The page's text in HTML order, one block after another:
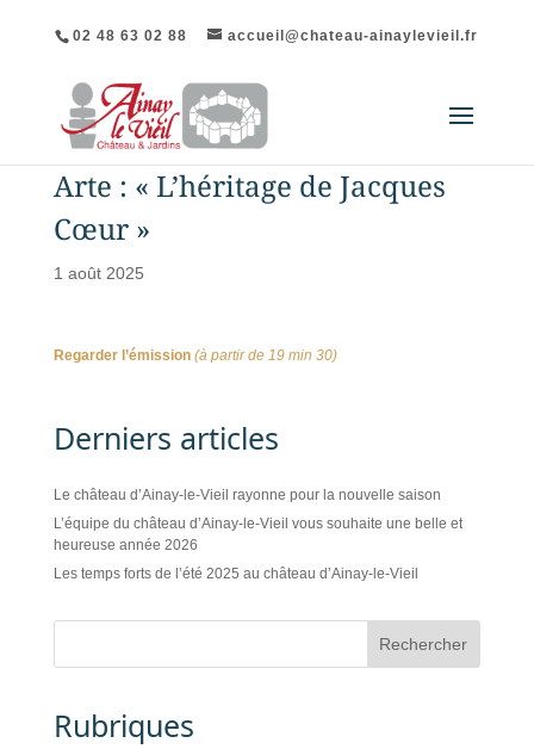
02 48 63 02 88 accueil@chateau-ainaylevieil.fr
Arte : « L’héritage de Jacques
Cœur »
1 août 2025
Regarder l’émission (à partir de 19 min 30)
Derniers articles
Le château d’Ainay-le-Vieil rayonne pour la nouvelle saison
L’équipe du château d’Ainay-le-Vieil vous souhaite une belle et
heureuse année 2026
Les temps forts de l’été 2025 au château d’Ainay-le-Vieil
Rubriques